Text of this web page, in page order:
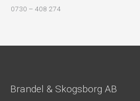
0730 – 408 274
Brandel & Skogsborg AB